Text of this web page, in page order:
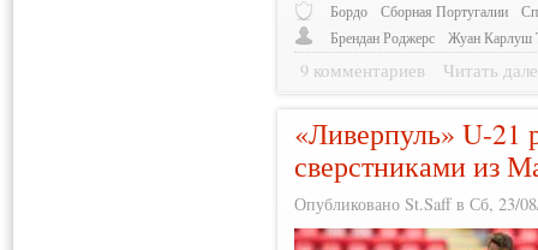
Бордо Сборная Португалии
Брендан Роджерс
Жуан Карлуш
9 комментариев Читать
«Ливерпуль» U-21
сверстниками из
Опубликовано St.Saff в Сб, 23/